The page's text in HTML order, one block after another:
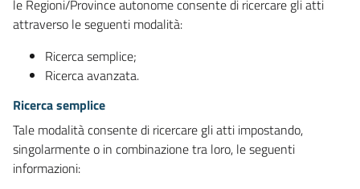
le Regioni/Province autonome consente di ricercare gli atti
attraverso le seguenti modalità:
Ricerca semplice;
Ricerca avanzata.
Ricerca semplice
Tale modalità consente di ricercare gli atti impostando,
singolarmente o in combinazione tra loro, le seguenti
informazioni: